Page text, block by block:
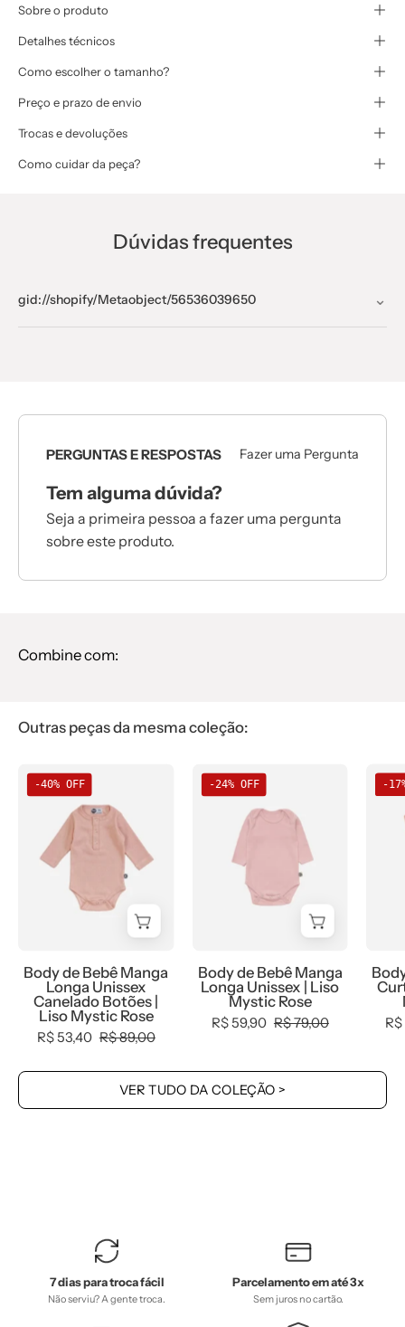
Sobre o produto
Detalhes técnicos
Como escolher o tamanho?
Preço e prazo de envio
Trocas e devoluções
Como cuidar da peça?
Dúvidas frequentes
gid://shopify/Metaobject/56536039650
PERGUNTAS E RESPOSTAS Fazer uma Pergunta
Tem alguma dúvida?
Seja a primeira pessoa a fazer uma pergunta
sobre este produto.
Combine com:
Outras peças da mesma coleção:
Bebê
Manga
Longa
Unissex
Canelado
Botões
MiniMalista
Mystic
Rose
-
MiniMalista
Baby
-
friday,
desconto-
-40% OFF
Body de Bebê Manga
Longa Unissex
Canelado Botões |
Liso Mystic Rose
R$ 53,40 R$ 89,00
Bebê
Manga
Longa
Unissex
|
Rose
-24% OFF
Body de Bebê Manga
Longa Unissex | Liso
Mystic Rose
R$ 59,90 R$ 79,00
-
VER TUDO DA COLEÇÃO >
7 dias para troca fácil
Não serviu? A gente troca.
Parcelamento em até 3x
Sem juros no cartão.